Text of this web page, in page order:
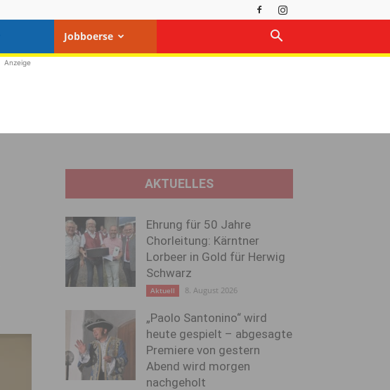
Jobboerse
Anzeige
AKTUELLES
Ehrung für 50 Jahre
Chorleitung: Kärntner
Lorbeer in Gold für Herwig
Schwarz
Aktuell 8. August 2026
„Paolo Santonino“ wird
heute gespielt – abgesagte
Premiere von gestern
Abend wird morgen
nachgeholt